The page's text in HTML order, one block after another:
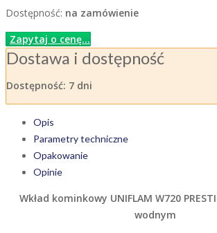
Dostępność: na zamówienie
Zapytaj o cenę...
Dostawa i dostępność
Dostępność: 7 dni
Opis
Parametry techniczne
Opakowanie
Opinie
Wkład kominkowy UNIFLAM W720
wodnym